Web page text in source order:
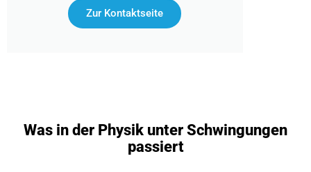
Zur Kontaktseite
Was in der Physik unter Schwingungen
passiert